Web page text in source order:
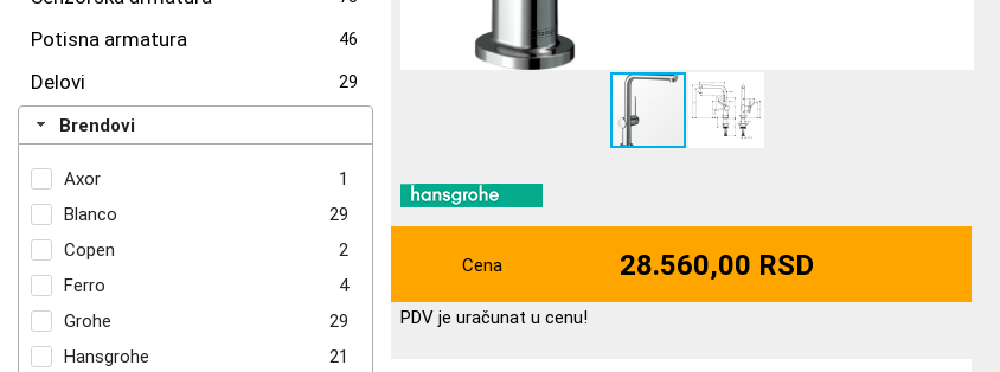
Potisna armatura 46
Delovi 29
Brendovi
Axor
1
Blanco
29
Copen
2
Ferro
4
Grohe
29
Hansgrohe
21
Cena 28.560,00 RSD
PDV je uračunat u cenu!